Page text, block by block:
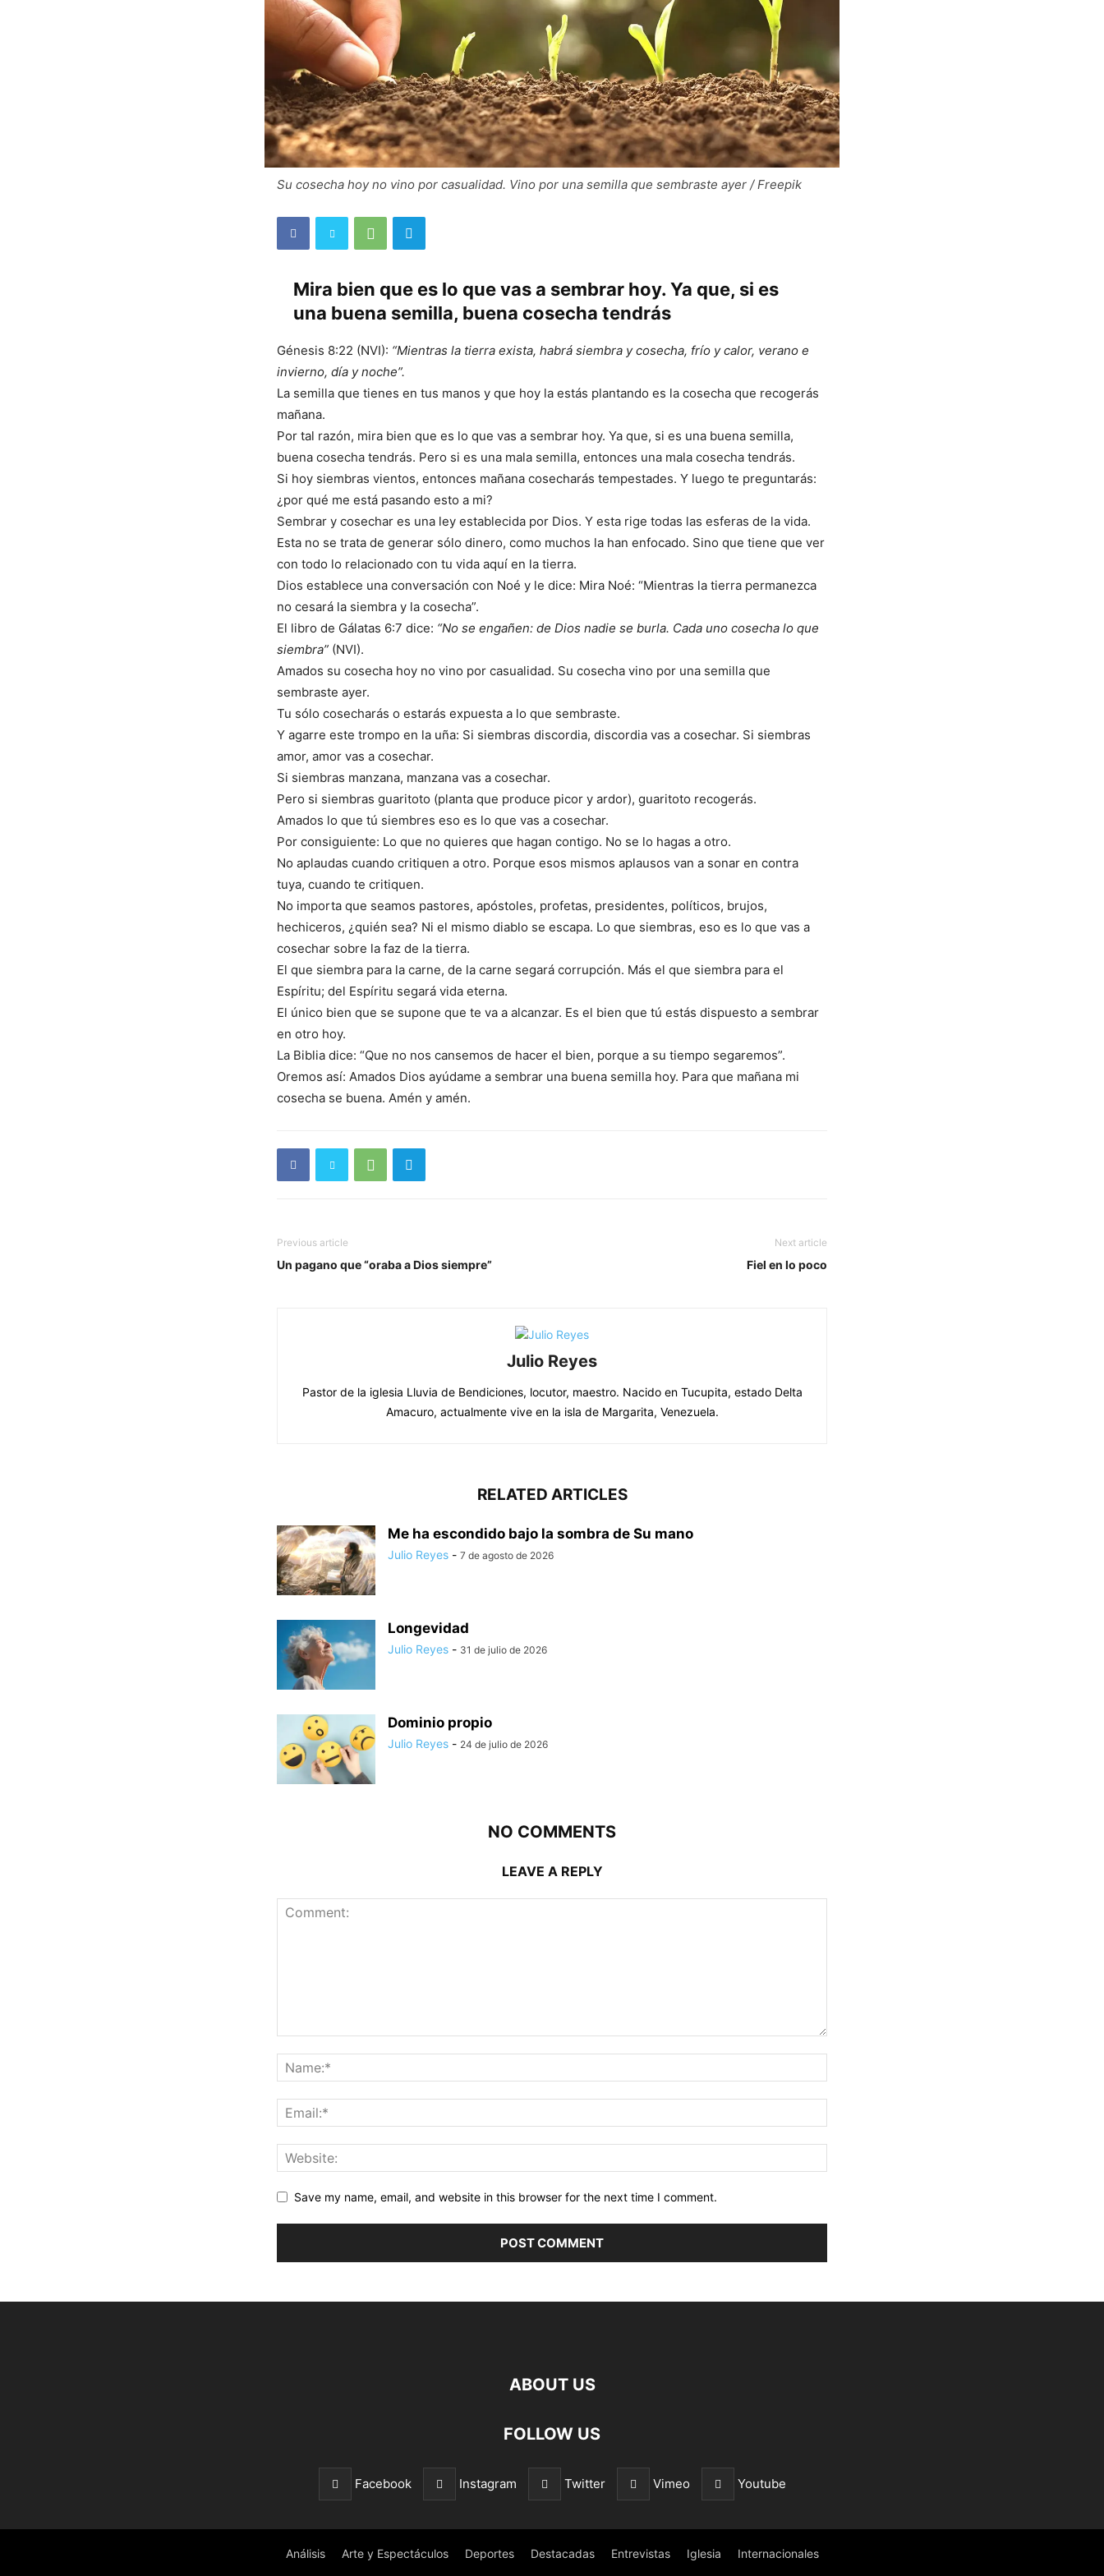
Su cosecha hoy no vino por casualidad. Vino por una semilla que sembraste ayer / Freepik
Mira bien que es lo que vas a sembrar hoy. Ya que, si es
una buena semilla, buena cosecha tendrás
Génesis 8:22 (NVI): “Mientras la tierra exista, habrá siembra y cosecha, frío y calor, verano e
invierno, día y noche”.
La semilla que tienes en tus manos y que hoy la estás plantando es la cosecha que recogerás
mañana.
Por tal razón, mira bien que es lo que vas a sembrar hoy. Ya que, si es una buena semilla,
buena cosecha tendrás. Pero si es una mala semilla, entonces una mala cosecha tendrás.
Si hoy siembras vientos, entonces mañana cosecharás tempestades. Y luego te preguntarás:
¿por qué me está pasando esto a mi?
Sembrar y cosechar es una ley establecida por Dios. Y esta rige todas las esferas de la vida.
Esta no se trata de generar sólo dinero, como muchos la han enfocado. Sino que tiene que ver
con todo lo relacionado con tu vida aquí en la tierra.
Dios establece una conversación con Noé y le dice: Mira Noé: “Mientras la tierra permanezca
no cesará la siembra y la cosecha”.
El libro de Gálatas 6:7 dice: “No se engañen: de Dios nadie se burla. Cada uno cosecha lo que
siembra” (NVI).
Amados su cosecha hoy no vino por casualidad. Su cosecha vino por una semilla que
sembraste ayer.
Tu sólo cosecharás o estarás expuesta a lo que sembraste.
Y agarre este trompo en la uña: Si siembras discordia, discordia vas a cosechar. Si siembras
amor, amor vas a cosechar.
Si siembras manzana, manzana vas a cosechar.
Pero si siembras guaritoto (planta que produce picor y ardor), guaritoto recogerás.
Amados lo que tú siembres eso es lo que vas a cosechar.
Por consiguiente: Lo que no quieres que hagan contigo. No se lo hagas a otro.
No aplaudas cuando critiquen a otro. Porque esos mismos aplausos van a sonar en contra
tuya, cuando te critiquen.
No importa que seamos pastores, apóstoles, profetas, presidentes, políticos, brujos,
hechiceros, ¿quién sea? Ni el mismo diablo se escapa. Lo que siembras, eso es lo que vas a
cosechar sobre la faz de la tierra.
El que siembra para la carne, de la carne segará corrupción. Más el que siembra para el
Espíritu; del Espíritu segará vida eterna.
El único bien que se supone que te va a alcanzar. Es el bien que tú estás dispuesto a sembrar
en otro hoy.
La Biblia dice: “Que no nos cansemos de hacer el bien, porque a su tiempo segaremos”.
Oremos así: Amados Dios ayúdame a sembrar una buena semilla hoy. Para que mañana mi
cosecha se buena. Amén y amén.
Previous article
Un pagano que “oraba a Dios siempre”
Next article
Fiel en lo poco
Julio Reyes
Pastor de la iglesia Lluvia de Bendiciones, locutor, maestro. Nacido en Tucupita, estado Delta
Amacuro, actualmente vive en la isla de Margarita, Venezuela.
RELATED ARTICLES
Me ha escondido bajo la sombra de Su mano
Julio Reyes - 7 de agosto de 2026
Longevidad
Julio Reyes - 31 de julio de 2026
Dominio propio
Julio Reyes - 24 de julio de 2026
NO COMMENTS
LEAVE A REPLY
Save my name, email, and website in this browser for the next time I comment.
ABOUT US
FOLLOW US
Facebook Instagram Twitter Vimeo Youtube
Análisis Arte y Espectáculos Deportes Destacadas Entrevistas Iglesia Internacionales